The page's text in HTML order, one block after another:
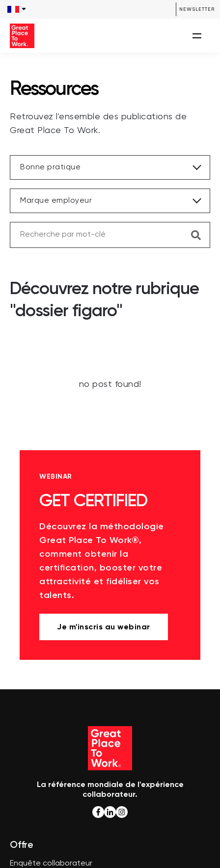
NEWSLETTER
/**** SEARCH *****/ /**** END SEARCH *****/
Ressources
Retrouvez l'ensemble des publications de
Great Place To Work.
Bonne pratique
Marque employeur
Découvrez notre rubrique
"dossier figaro"
no post found!
WEBINAR
GET CERTIFIED
Découvrez la méthodologie
Great Place To Work®,
comment obtenir la
certification, booster votre
attractivité et fidéliser vos
talents.
Je m'inscris au webinar
La référence mondiale de l'expérience
collaborateur.
Offre
Enquête collaborateur